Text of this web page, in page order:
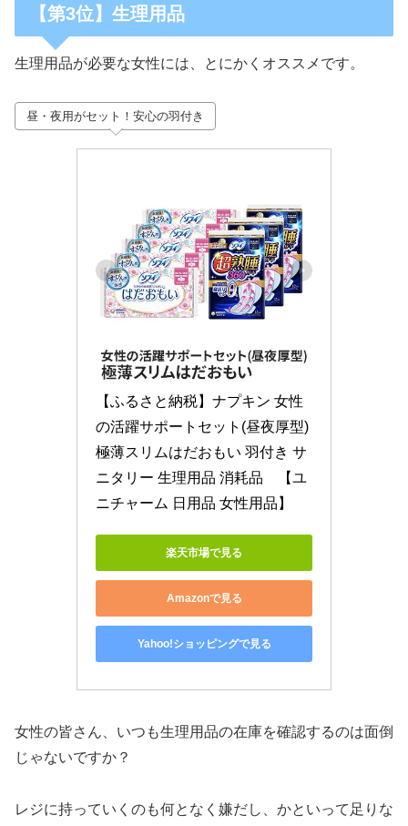
【第3位】生理用品
生理用品が必要な女性には、とにかくオススメです。
昼・夜用がセット！安心の羽付き
【ふるさと納税】ナプキン 女性
の活躍サポートセット(昼夜厚型)
極薄スリムはだおもい 羽付き サ
ニタリー 生理用品 消耗品　【ユ
ニチャーム 日用品 女性用品】
楽天市場で見る
Amazonで見る
Yahoo!ショッピングで見る
女性の皆さん、いつも生理用品の在庫を確認するのは面倒
じゃないですか？
レジに持っていくのも何となく嫌だし、かといって足りな